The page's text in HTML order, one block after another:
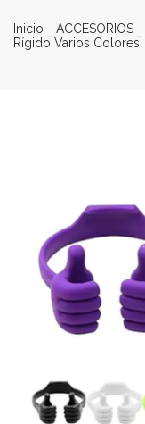
Inicio - ACCESORIOS -
Rígido Varios Colores